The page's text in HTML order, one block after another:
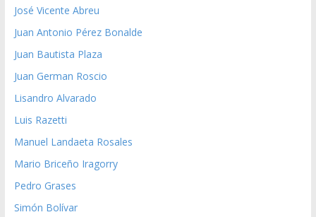
José Vicente Abreu
Juan Antonio Pérez Bonalde
Juan Bautista Plaza
Juan German Roscio
Lisandro Alvarado
Luis Razetti
Manuel Landaeta Rosales
Mario Briceño Iragorry
Pedro Grases
Simón Bolívar